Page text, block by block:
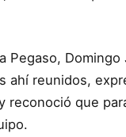
Pegaso, Domingo
reunidos,
reconoció que